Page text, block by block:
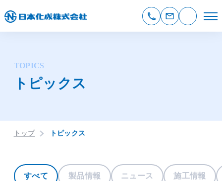
TOPICS
トピックス
トップ トピックス
すべて 製品情報 ニュース 施工情報